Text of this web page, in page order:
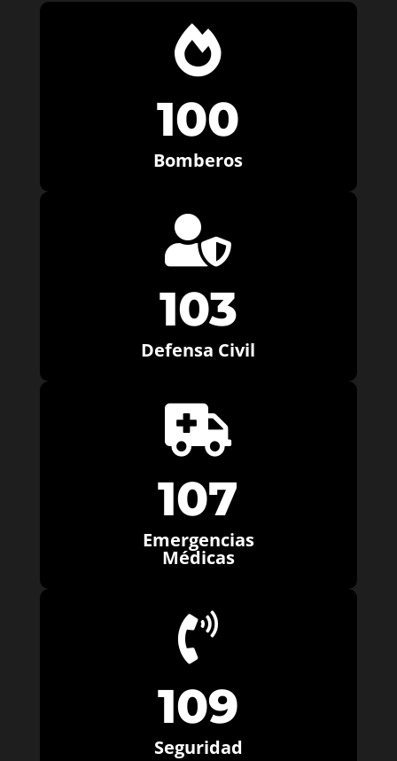

100
Bomberos

103
Defensa Civil

107
Emergencias
Médicas

109
Seguridad